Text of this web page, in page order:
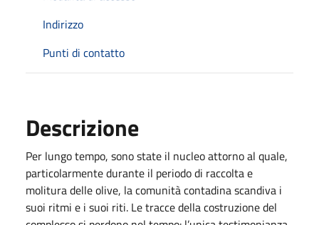
Indirizzo
Punti di contatto
Descrizione
Per lungo tempo, sono state il nucleo attorno al quale,
particolarmente durante il periodo di raccolta e
molitura delle olive, la comunità contadina scandiva i
suoi ritmi e i suoi riti. Le tracce della costruzione del